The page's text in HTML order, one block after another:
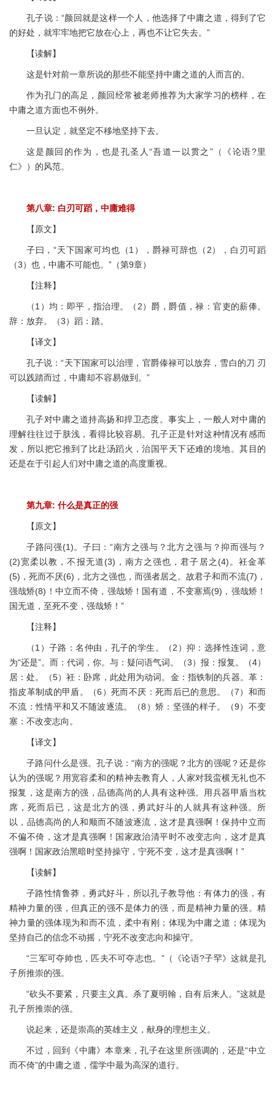
孔子说：“颜回就是这样一个人，他选择了中庸之道，得到了它
的好处，就牢牢地把它放在心上，再也不让它失去。”
【读解】
这是针对前一章所说的那些不能坚持中庸之道的人而言的。
作为孔门的高足，颜回经常被老师推荐为大家学习的榜样，在
中庸之道方面也不例外。
一旦认定，就坚定不移地坚持下去。
这是颜回的作为，也是孔圣人“吾道一以贯之”（《论语?里
仁》）的风范。
第八章: 白刃可蹈，中庸难得
【原文】
子曰，“天下国家可均也（1），爵禄可辞也（2），白刃可蹈
（3）也，中庸不可能也。”（第9章）
【注释】
（1）均：即平，指治理。（2）爵，爵值，禄：官吏的薪俸。
辞：放弃。（3）蹈：踏。
【译文】
孔子说：“天下国家可以治理，官爵傣禄可以放弃，雪白的刀 刃
可以践踏而过，中庸却不容易做到。”
【读解】
孔子对中庸之道持高扬和捍卫态度。事实上，一般人对中庸的
理解往往过于肤浅，看得比较容易。孔子正是针对这种情况有感而
发，所以把它推到了比赴汤蹈火，治国平天下还难的境地。其目的
还是在于引起人们对中庸之道的高度重视。
第九章: 什么是真正的强
【原文】
子路问强(1)。子曰：“南方之强与？北方之强与？抑而强与？
(2)宽柔以教，不报无道(3)，南方之强也，君子居之(4)。衽金革
(5)，死而不厌(6)，北方之强也，而强者居之。故君子和而不流(7)，
强哉矫(8)！中立而不倚，强哉矫！国有道，不变塞焉(9)，强哉矫！
国无道，至死不变，强哉矫！”
【注释】
（1）子路：名仲由，孔子的学生。（2）抑：选择性连词，意
为“还是”。而：代词，你。与：疑问语气词。（3）报：报复。（4）
居：处。（5）衽：卧席，此处用为动词。金：指铁制的兵器。革：
指皮革制成的甲盾。（6）死而不厌：死而后已的意思。（7）和而
不流：性情平和又不随波逐流。（8）矫：坚强的样子。（9）不变
塞：不改变志向。
【译文】
子路问什么是强。孔子说：“南方的强呢？北方的强呢？还是你
认为的强呢？用宽容柔和的精神去教育人，人家对我蛮横无礼也不
报复，这是南方的强，品德高尚的人具有这种强。用兵器甲盾当枕
席，死而后已，这是北方的强，勇武好斗的人就具有这种强。所
以，品德高尚的人和顺而不随波逐流，这才是真强啊！保持中立而
不偏不倚，这才是真强啊！国家政治清平时不改变志向，这才是真
强啊！国家政治黑暗时坚持操守，宁死不变，这才是真强啊！”
【读解】
子路性情鲁莽，勇武好斗，所以孔子教导他：有体力的强，有
精神力量的强，但真正的强不是体力的强，而是精神力量的强。精
神力量的强体现为和而不流，柔中有刚；体现为中庸之道；体现为
坚持自己的信念不动摇，宁死不改变志向和操守。
“三军可夺帅也，匹夫不可夺志也。”（《论语?子罕》这就是孔
子所推崇的强。
“砍头不要紧，只要主义真。杀了夏明翰，自有后来人。”这就是
孔子所推崇的强。
说起来，还是崇高的英雄主义，献身的理想主义。
不过，回到《中庸》本章来，孔子在这里所强调的，还是“中立
而不倚”的中庸之道，儒学中最为高深的道行。